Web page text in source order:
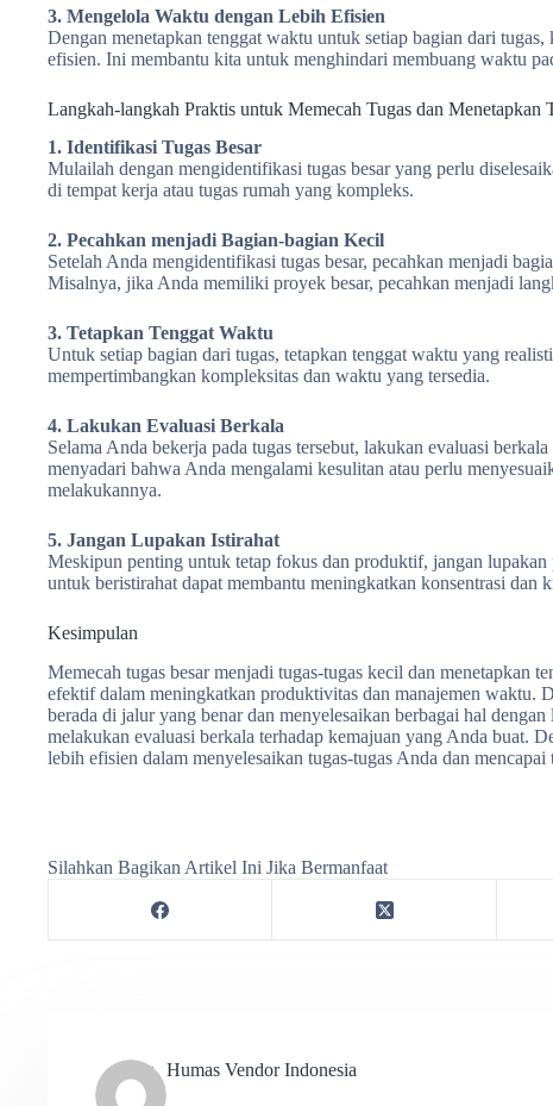
3. Mengelola Waktu dengan Lebih Efisien
Dengan menetapkan tenggat waktu untuk setiap bagian dari
efisien. Ini membantu kita untuk menghindari membuang waktu
Langkah-langkah Praktis untuk Memecah Tugas dan Menetapkan
1. Identifikasi Tugas Besar
Mulailah dengan mengidentifikasi tugas besar yang perlu
di tempat kerja atau tugas rumah yang kompleks.
2. Pecahkan menjadi Bagian-bagian Kecil
Setelah Anda mengidentifikasi tugas besar, pecahkan menjadi
Misalnya, jika Anda memiliki proyek besar, pecahkan menjadi
3. Tetapkan Tenggat Waktu
Untuk setiap bagian dari tugas, tetapkan tenggat waktu yang
mempertimbangkan kompleksitas dan waktu yang tersedia.
4. Lakukan Evaluasi Berkala
Selama Anda bekerja pada tugas tersebut, lakukan evaluasi
menyadari bahwa Anda mengalami kesulitan atau perlu
melakukannya.
5. Jangan Lupakan Istirahat
Meskipun penting untuk tetap fokus dan produktif, jangan
untuk beristirahat dapat membantu meningkatkan konsentrasi dan
Kesimpulan
Memecah tugas besar menjadi tugas-tugas kecil dan menetapkan
efektif dalam meningkatkan produktivitas dan manajemen waktu.
berada di jalur yang benar dan menyelesaikan berbagai hal
melakukan evaluasi berkala terhadap kemajuan yang Anda buat.
lebih efisien dalam menyelesaikan tugas-tugas Anda dan
Silahkan Bagikan Artikel Ini Jika Bermanfaat
Humas Vendor Indonesia